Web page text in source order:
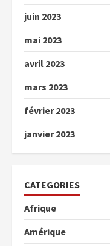
juin 2023
mai 2023
avril 2023
mars 2023
février 2023
janvier 2023
CATEGORIES
Afrique
Amérique